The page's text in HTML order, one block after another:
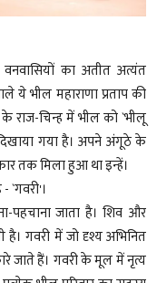
का अतीत अत्यंत
ये भील महाराणा प्रताप की
राज-चिन्ह में भील को `भीलू
गया है। अपने अंगूठे के
तक मिला हुआ था इन्हें।
`गवरी'।
पहचाना जाता है। शिव और
है। गवरी में जो दृश्य अभिनित
जाते हैं। गवरी के मूल में नृत्य